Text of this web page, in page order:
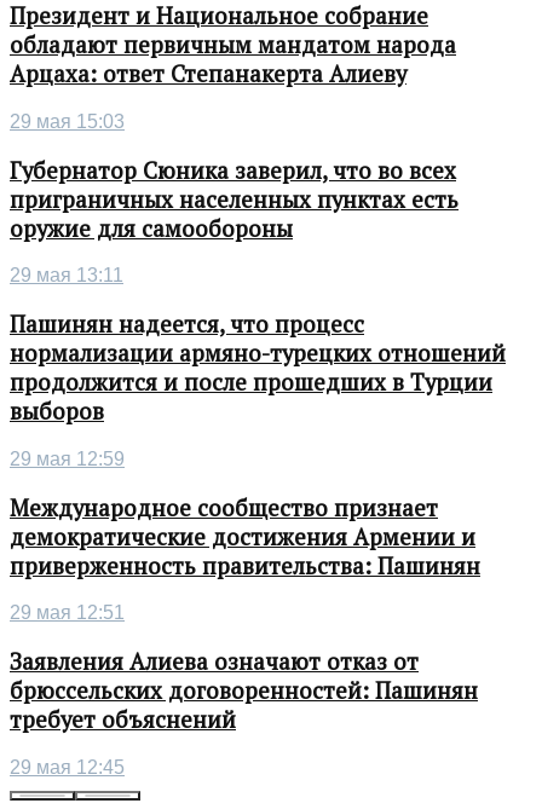
Президент и Национальное собрание
обладают первичным мандатом народа
Арцаха: ответ Степанакерта Алиеву
29 мая 15:03
Губернатор Сюника заверил, что во всех
приграничных населенных пунктах есть
оружие для самообороны
29 мая 13:11
Пашинян надеется, что процесс
нормализации армяно-турецких отношений
продолжится и после прошедших в Турции
выборов
29 мая 12:59
Международное сообщество признает
демократические достижения Армении и
приверженность правительства: Пашинян
29 мая 12:51
Заявления Алиева означают отказ от
брюссельских договоренностей: Пашинян
требует объяснений
29 мая 12:45